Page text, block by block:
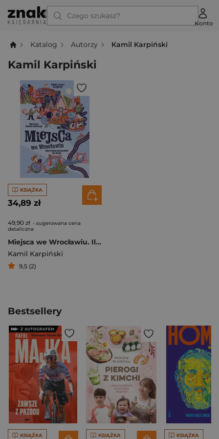
Czego szukasz?
Konto
Katalog Autorzy Kamil Karpiński
Kamil Karpiński
KSIĄŻKA
34,89 zł
49,90 zł - sugerowana cena
detaliczna
Miejsca we Wrocławiu. Ilustrowany przewodnik dla dzieci
Kamil Karpiński
9,5 (2)
Bestsellery
KSIĄŻKA KSIĄŻKA KSIĄŻKA